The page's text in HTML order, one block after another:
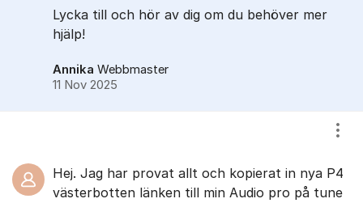
Lycka till och hör av dig om du behöver mer
hjälp!
Annika Webbmaster
11 Nov 2025
Hej. Jag har provat allt och kopierat in nya P4
västerbotten länken till min Audio pro på tune